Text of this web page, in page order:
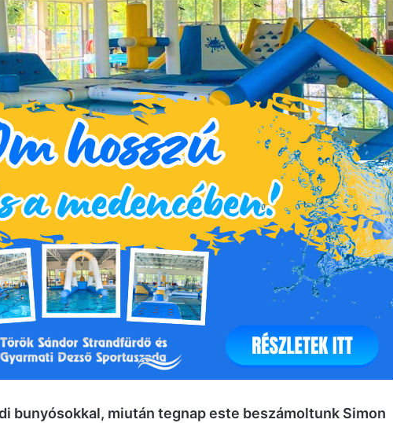
bunyósokkal, miután tegnap este beszámoltunk Simon